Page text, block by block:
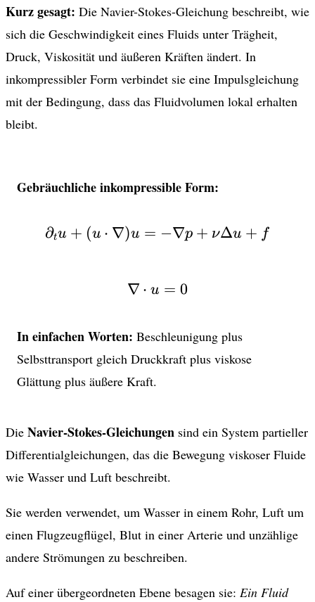
Kurz gesagt: Die Navier-Stokes-Gleichung beschreibt, wie
sich die Geschwindigkeit eines Fluids unter Trägheit,
Druck, Viskosität und äußeren Kräften ändert. In
inkompressibler Form verbindet sie eine Impulsgleichung
mit der Bedingung, dass das Fluidvolumen lokal erhalten
bleibt.
Gebräuchliche inkompressible Form:
\partial_t u + (u
∂tu + (u ⋅ ∇)u = −∇p + νΔu + f
\nabla \cdot u = 0
∇ ⋅ u = 0
In einfachen Worten: Beschleunigung plus
Selbsttransport gleich Druckkraft plus viskose
Glättung plus äußere Kraft.
Die Navier-Stokes-Gleichungen sind ein System partieller
Differentialgleichungen, das die Bewegung viskoser Fluide
wie Wasser und Luft beschreibt.
Sie werden verwendet, um Wasser in einem Rohr, Luft um
einen Flugzeugflügel, Blut in einer Arterie und unzählige
andere Strömungen zu beschreiben.
Auf einer übergeordneten Ebene besagen sie: Ein Fluid